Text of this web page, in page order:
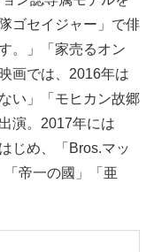
ゴセイジャー」で俳
。」「家売るオン
画では、2016年は
い」「モヒカン故郷
演。2017年には
じめ、「Bros.マッ
帝一の國」「亜